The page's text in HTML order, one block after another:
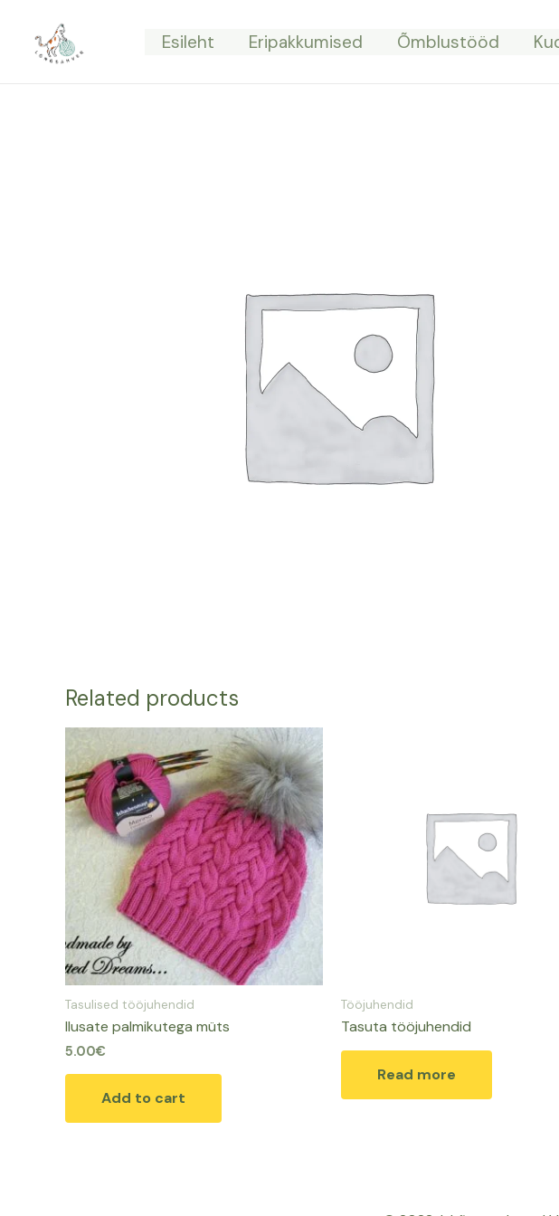
content
Esileht Eripakkumised Õmblustööd
Related products
Tasulised tööjuhendid
Ilusate palmikutega müts
5.00€
Add to cart
Tööjuhendid
Tasuta tööjuhendid
Read more